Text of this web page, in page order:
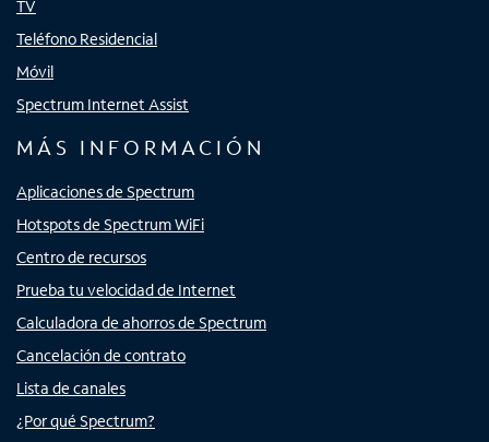
TV
Teléfono Residencial
Móvil
Spectrum Internet Assist
MÁS INFORMACIÓN
Aplicaciones de Spectrum
Hotspots de Spectrum WiFi
Centro de recursos
Prueba tu velocidad de Internet
Calculadora de ahorros de Spectrum
Cancelación de contrato
Lista de canales
¿Por qué Spectrum?